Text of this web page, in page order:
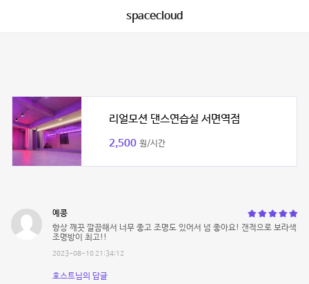
spacecloud
리얼모션 댄스연습실 서면역점
2,500 원/시간
예콩
항상 깨끗 깔끔해서 너무 좋고 조명도 있어서 넘 좋아요! 갠적으로 보라색
조명방이 최고!!
2023-08-10 21:34:12
호스트님의 답글